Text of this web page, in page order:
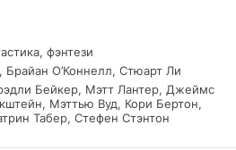
фэнтези
О’Коннелл, Стюарт Ли
Бейкер, Мэтт Лантер, Джеймс
Мэттью Вуд, Кори Бертон,
Табер, Стефен Стэнтон